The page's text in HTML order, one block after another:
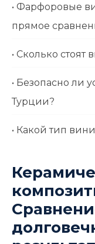
• Фарфоровые
прямое
• Сколько
• Безопасно ли
Турции?
• Какой тип